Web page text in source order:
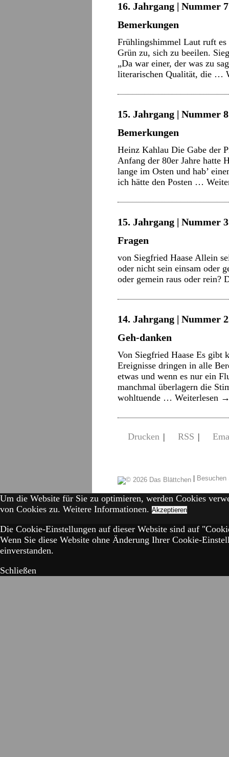
16. Jahrgang | Nummer
Bemerkungen
Frühlingshimmel Laut ruft es
Grün zu, sich zu beeilen.
„Da war einer, der was zu
literarischen Qualität, die …
15. Jahrgang | Nummer
Bemerkungen
Heinz Kahlau Die Gabe der
Anfang der 80er Jahre hatte
lange im Osten und hab’
ich hätte den Posten …
15. Jahrgang | Nummer
Fragen
von Siegfried Haase Allein
oder nicht sein einsam oder
oder gemein raus oder rein?
14. Jahrgang | Nummer
Geh-danken
Von Siegfried Haase Es gibt
Ereignisse dringen in alle
etwas und wenn es nur ein
manchmal überlagern die
wohltuende … Weiterlesen
Drucken | RSS |
|
Um die Website für Sie zu optimieren, werden Cookies
von Cookies zu. Weitere Informationen. Akzeptieren
Die Cookie-Einstellungen auf dieser Website sind auf
Wenn Sie diese Website ohne Änderung Ihrer Cookie-
einverstanden.
Schließen